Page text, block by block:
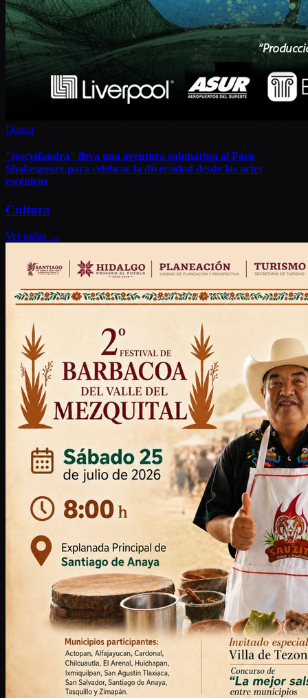
Danza
"(esc)afandra" lleva una aventura submarina al Foro
Shakespeare para celebrar la diversidad desde las artes
escénicas
Cultura
Ver todas →